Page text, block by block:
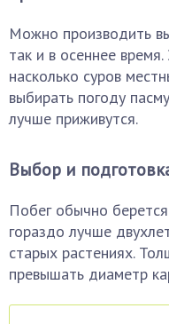
Можно производить
так и в осеннее
насколько суров
выбирать погоду
лучше приживутся.
Выбор и
Побег обычно
гораздо лучше
старых растениях.
превышать диаметр